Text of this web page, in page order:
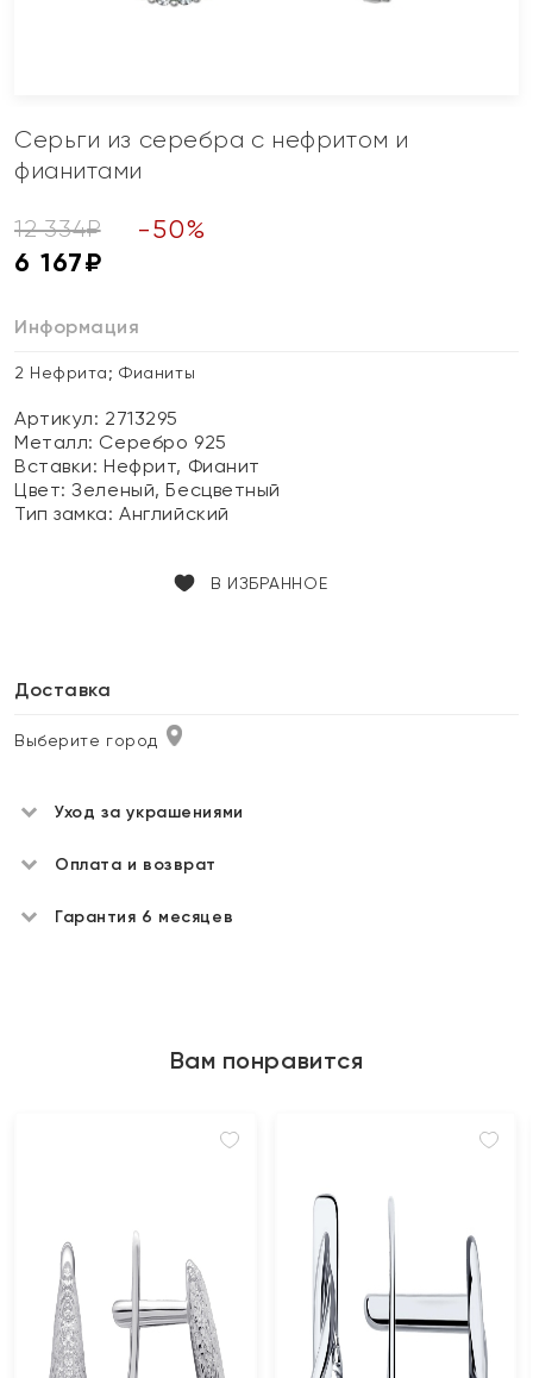
Серьги из серебра с нефритом и
фианитами
12 334₽ -50%
6 167₽
Информация
2 Нефрита; Фианиты
Артикул: 2713295
Металл: Серебро 925
Вставки:Нефрит, Фианит
Цвет:Зеленый, Бесцветный
Тип замка:Английский
В ИЗБРАННОЕ
Доставка
Выберите город
Уход за украшениями
Оплата и возврат
Гарантия 6 месяцев
Вам понравится